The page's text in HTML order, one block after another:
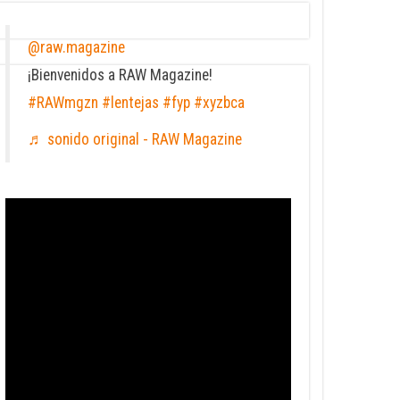
@raw.magazine
¡Bienvenidos a RAW Magazine!
#RAWmgzn #lentejas #fyp #xyzbca
♬ sonido original - RAW Magazine